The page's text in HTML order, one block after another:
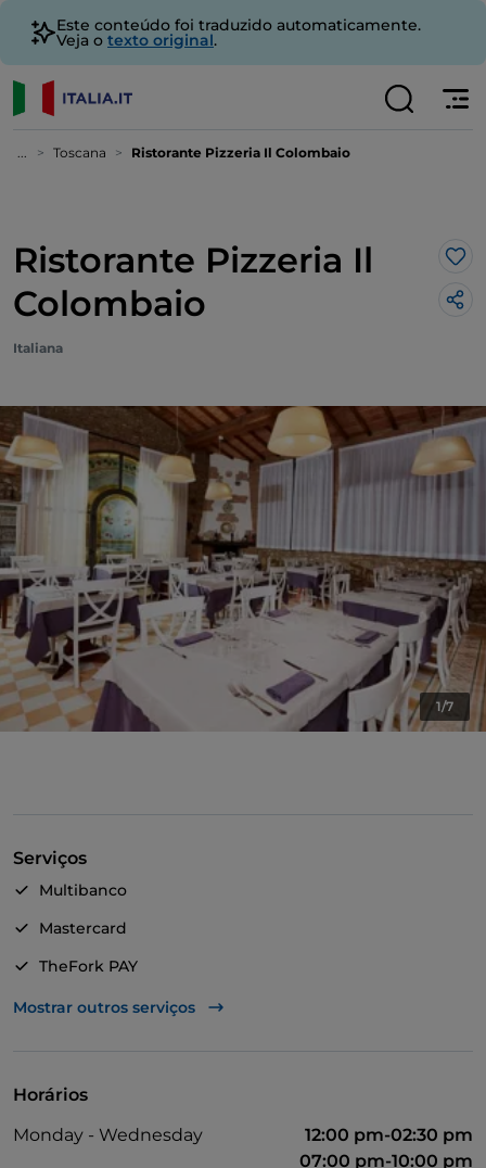
Este conteúdo foi traduzido automaticamente.
Veja o texto original.
... Toscana Ristorante Pizzeria Il Colombaio
Ristorante Pizzeria Il
Colombaio
Italiana
1/7
Serviços
Multibanco
Mastercard
TheFork PAY
UnionPay via TheFork PAY
Mostrar outros serviços
Horários
Monday - Wednesday
12:00 pm-02:30 pm
07:00 pm-10:00 pm